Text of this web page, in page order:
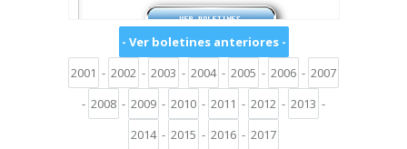
- Ver boletines anteriores -
2001 - 2002 - 2003 - 2004 - 2005 - 2006 - 2007
- 2008 - 2009 - 2010 - 2011 - 2012 - 2013 -
2014 - 2015 - 2016 - 2017